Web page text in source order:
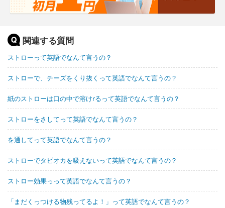
関連する質問
ストローって英語でなんて言うの？
ストローで、チーズをくり抜くって英語でなんて言うの？
紙のストローは口の中で溶けrるって英語でなんて言うの？
ストローをさしてって英語でなんて言うの？
を通してって英語でなんて言うの？
ストローでタピオカを吸えないって英語でなんて言うの？
ストロー効果っって英語でなんて言うの？
「まだくっつける物残ってるよ！」って英語でなんて言うの？